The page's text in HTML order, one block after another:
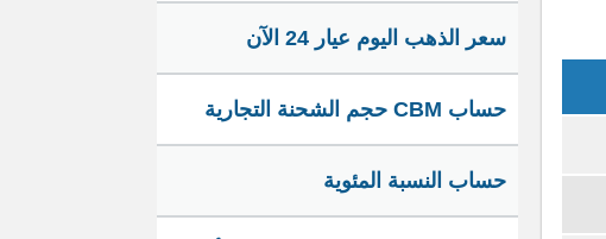
سعر الذهب اليوم عيار 24 الآن
حساب CBM حجم الشحنة التجارية
حساب النسبة المئوية